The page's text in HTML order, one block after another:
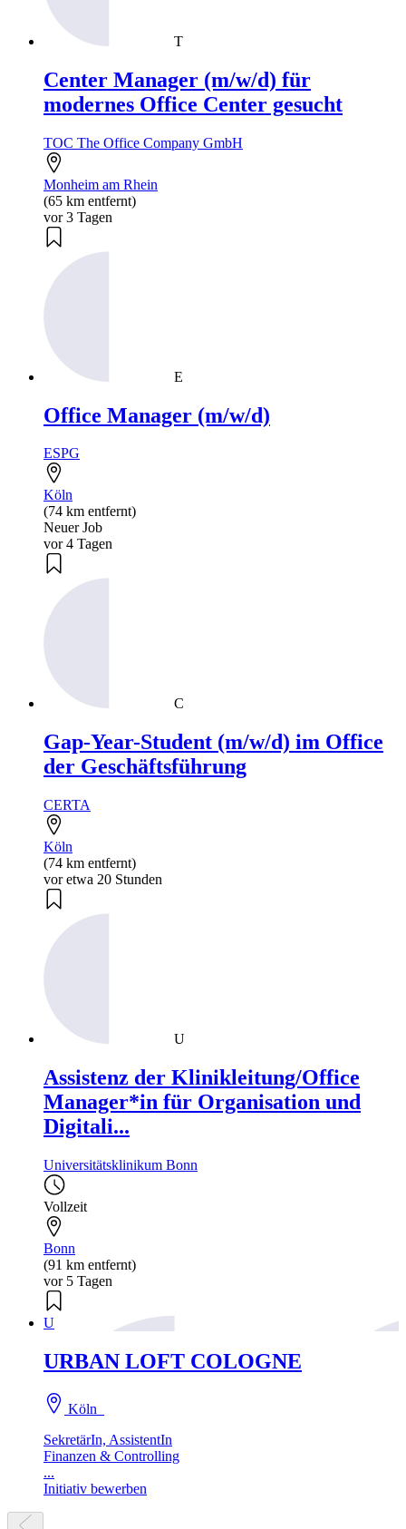
T
Center Manager (m/w/d) für
modernes Office Center gesucht
TOC The Office Company GmbH
Monheim am Rhein
(65 km entfernt)
vor 3 Tagen
E
Office Manager (m/w/d)
ESPG
Köln
(74 km entfernt)
Neuer Job
vor 4 Tagen
C
Gap-Year-Student (m/w/d) im Office
der Geschäftsführung
CERTA
Köln
(74 km entfernt)
vor etwa 20 Stunden
U
Assistenz der Klinikleitung/Office
Manager*in für Organisation und
Digitali...
Universitätsklinikum Bonn
Vollzeit
Bonn
(91 km entfernt)
vor 5 Tagen
U
URBAN LOFT COLOGNE
Köln
SekretärIn, AssistentIn
Finanzen & Controlling
...
Initiativ bewerben